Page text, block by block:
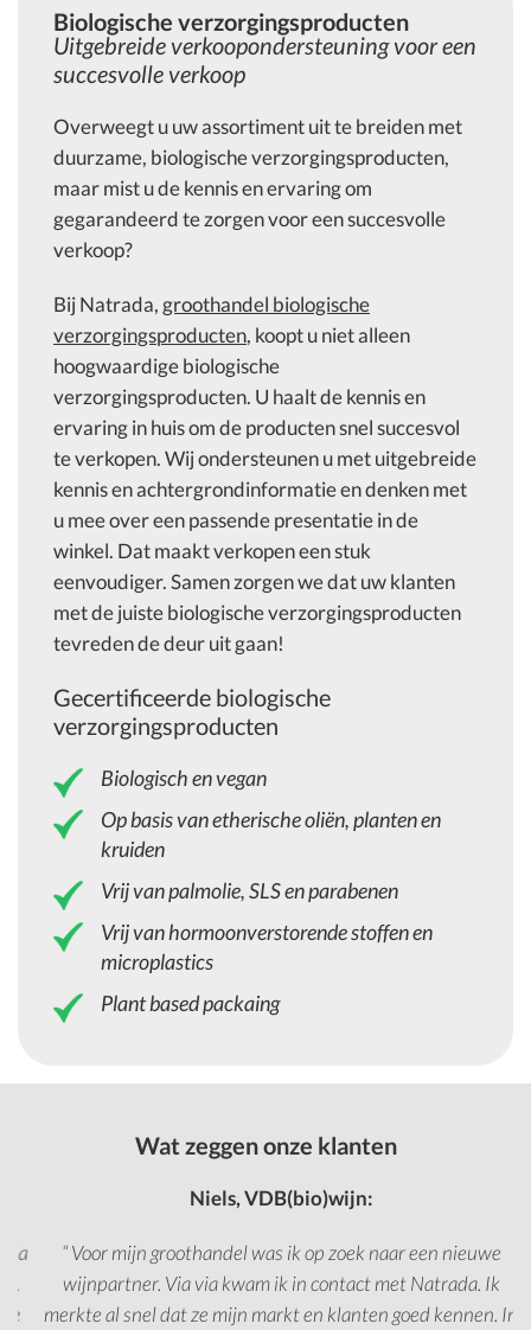
Biologische verzorgingsproducten
Uitgebreide verkoopondersteuning voor een
succesvolle verkoop
Overweegt u uw assortiment uit te breiden met
duurzame, biologische verzorgingsproducten,
maar mist u de kennis en ervaring om
gegarandeerd te zorgen voor een succesvolle
verkoop?
Bij Natrada, groothandel biologische
verzorgingsproducten, koopt u niet alleen
hoogwaardige biologische
verzorgingsproducten. U haalt de kennis en
ervaring in huis om de producten snel succesvol
te verkopen. Wij ondersteunen u met uitgebreide
kennis en achtergrondinformatie en denken met
u mee over een passende presentatie in de
winkel. Dat maakt verkopen een stuk
eenvoudiger. Samen zorgen we dat uw klanten
met de juiste biologische verzorgingsproducten
tevreden de deur uit gaan!
Gecertificeerde biologische
verzorgingsproducten
Biologisch en vegan
Op basis van etherische oliën, planten en
kruiden
Vrij van palmolie, SLS en parabenen
Vrij van hormoonverstorende stoffen en
microplastics
Plant based packaing
Wat zeggen onze klanten
Niels, VDB(bio)wijn:
“ Voor mijn groothandel was ik op zoek naar een nieuwe
wijnpartner. Via via kwam ik in contact met Natrada. Ik
merkte al snel dat ze mijn markt en klanten goed kennen. In